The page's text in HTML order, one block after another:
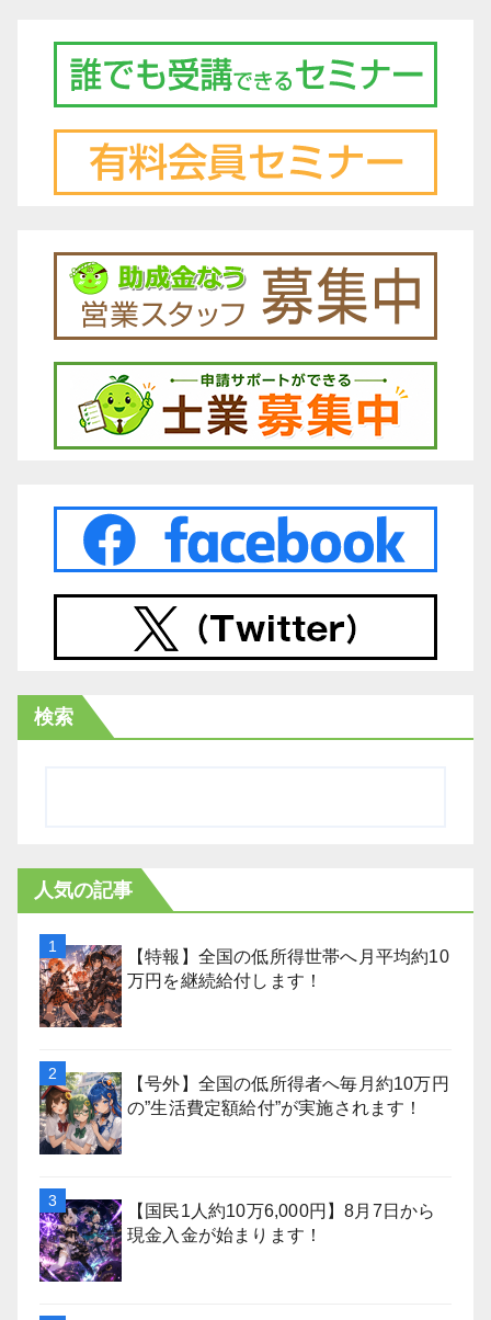
検索
人気の記事
【特報】全国の低所得世帯へ月平均約10
万円を継続給付します！
【号外】全国の低所得者へ毎月約10万円
の”生活費定額給付”が実施されます！
【国民1人約10万6,000円】8月7日から
現金入金が始まります！